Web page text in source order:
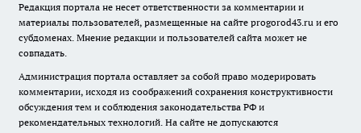
Редакция портала не несет ответственности за комментарии и
материалы пользователей, размещенные на сайте progorod43.ru и его
субдоменах. Мнение редакции и пользователей сайта может не
совпадать.
Администрация портала оставляет за собой право модерировать
комментарии, исходя из соображений сохранения конструктивности
обсуждения тем и соблюдения законодательства РФ и
рекомендательных технологий. На сайте не допускаются